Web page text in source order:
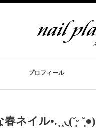
プロフィール
ネイル•.¸¸◟(˘͈ᵕ ˘͈●)